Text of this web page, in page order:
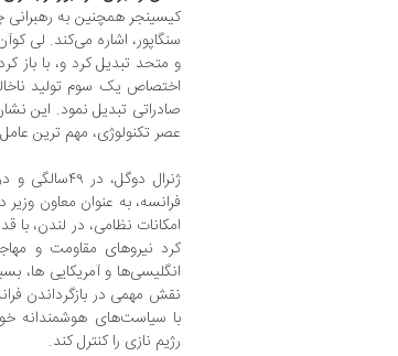
کیسینجر همچنین به رهبرانی
سنگاپور، اشاره می‌کند. لی
و متحد تبدیل کرد و، با باز
اختصاص یک سوم تولید
صادراتی تبدیل نمود. این
عصر تکنولوژی، مهم ترین
ژنرال
فرانسه، به عنوان معاون
امکانات نظامی، در لندن، با
کرد نیروهای مقاومت و
انگلیسی‌ها و آمریکایی ها،
نقش مهمی در بازگرداندن
با سیاست‌های هوشمندانه
رژیم نازی را کنترل کند.